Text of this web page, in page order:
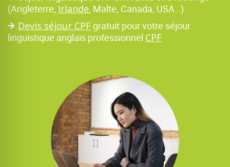
(Angleterre, Irlande, Malte, Canada, USA…)
Devis séjour CPFgratuit pour votre séjour
linguistique anglais professionnel CPF